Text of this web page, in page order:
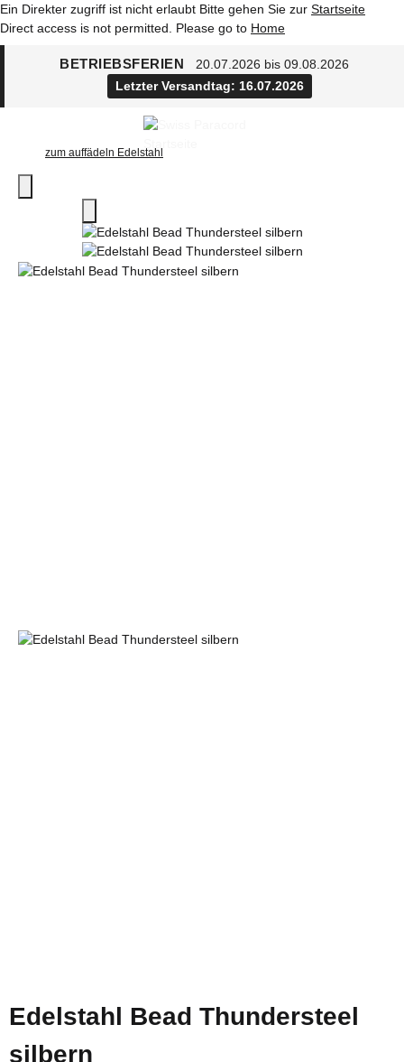
Ein Direkter zugriff ist nicht erlaubt Bitte gehen Sie zur Startseite
Direct access is not permitted. Please go to Home
BETRIEBSFERIEN
20.07.2026 bis 09.08.2026
Letzter Versandtag: 16.07.2026
zum auffädeln Edelstahl
Edelstahl Bead Thundersteel
silbern